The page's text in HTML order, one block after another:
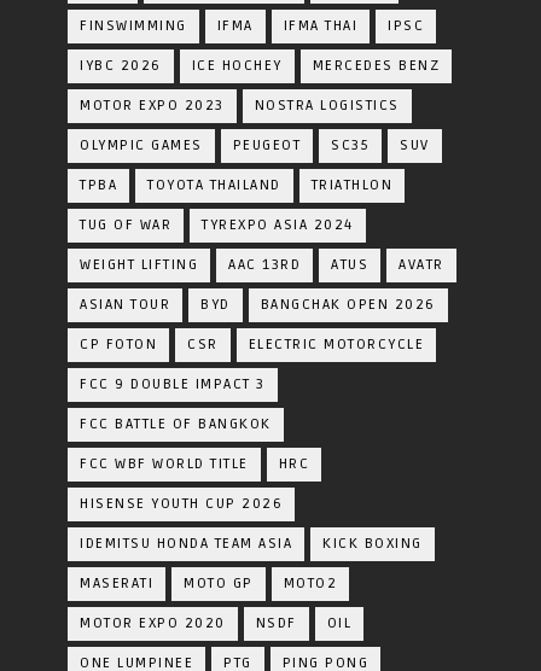
FINSWIMMING IFMA IFMA THAI IPSC
IYBC 2026 ICE HOCHEY MERCEDES BENZ
MOTOR EXPO 2023 NOSTRA LOGISTICS
OLYMPIC GAMES PEUGEOT SC35 SUV
TPBA TOYOTA​ THAILAND​ TRIATHLON
TUG OF WAR TYREXPO ASIA 2024
WEIGHT LIFTING AAC 13RD ATUS AVATR
ASIAN TOUR BYD BANGCHAK OPEN 2026
CP FOTON CSR ELECTRIC MOTORCYCLE
FCC 9 DOUBLE IMPACT 3
FCC BATTLE OF BANGKOK
FCC WBF WORLD TITLE HRC
HISENSE YOUTH CUP 2026
IDEMITSU HONDA TEAM ASIA KICK BOXING
MASERATI MOTO GP MOTO2
MOTOR EXPO 2020 NSDF OIL
ONE LUMPINEE PTG PING PONG